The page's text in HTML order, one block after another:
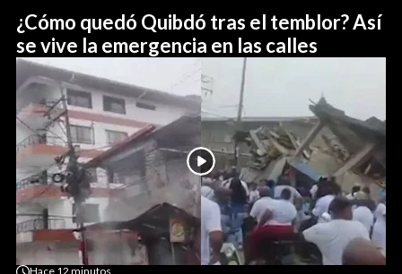
¿Cómo quedó Quibdó tras el temblor? Así
se vive la emergencia en las calles
Hace 12 minutos